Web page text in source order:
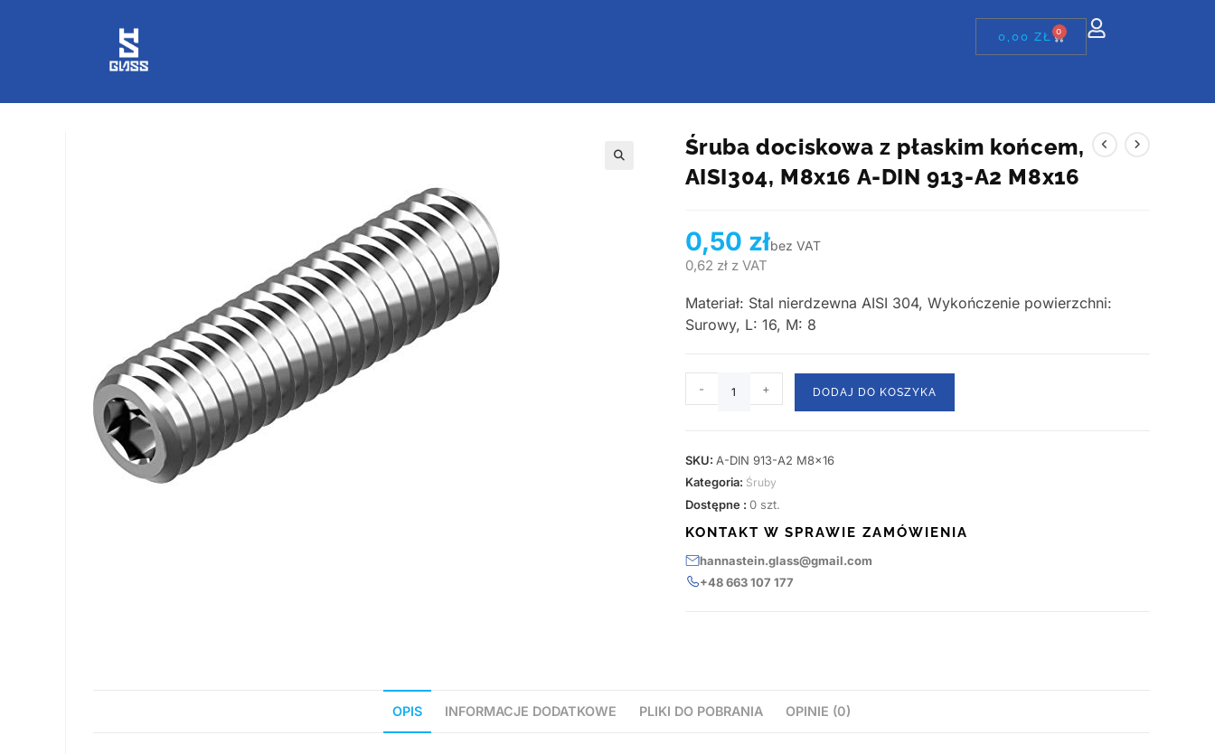
0,00ZŁ 0
Śruba dociskowa z płaskim końcem,
AISI304, M8x16 A-DIN 913-A2 M8x16
0,50 złbez VAT
0,62 złz VAT
Materiał: Stal nierdzewna AISI 304, Wykończenie powierzchni:
Surowy, L: 16, M: 8
- + DODAJ DO KOSZYKA
SKU: A-DIN 913-A2 M8x16
Kategoria: Śruby
Dostępne : 0 szt.
KONTAKT W SPRAWIE ZAMÓWIENIA
hannastein.glass@gmail.com
+48 663 107 177
OPIS INFORMACJE DODATKOWE PLIKI DO POBRANIA OPINIE (0)